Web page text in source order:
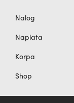
Nalog
Naplata
Korpa
Shop